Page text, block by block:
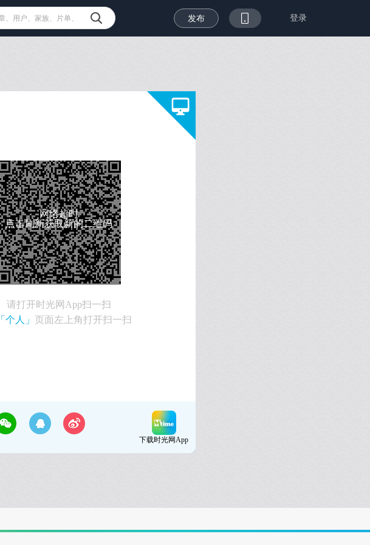
发布 登录
网络超时
点击刷新获取新的二维码
请打开时光网App扫一扫
「个人」页面左上角打开扫一扫
下载时光网App